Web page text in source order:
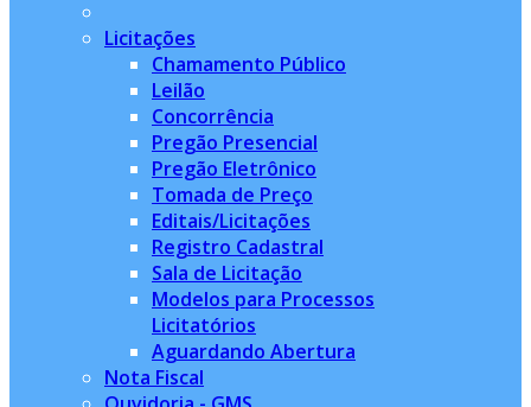
Licitações
Chamamento Público
Leilão
Concorrência
Pregão Presencial
Pregão Eletrônico
Tomada de Preço
Editais/Licitações
Registro Cadastral
Sala de Licitação
Modelos para Processos
Licitatórios
Aguardando Abertura
Nota Fiscal